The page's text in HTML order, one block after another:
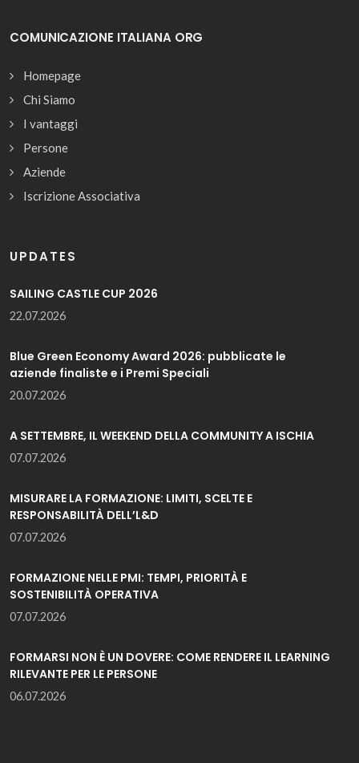
COMUNICAZIONE ITALIANA ORG
Homepage
Chi Siamo
I vantaggi
Persone
Aziende
Iscrizione Associativa
UPDATES
SAILING CASTLE CUP 2026
22.07.2026
Blue Green Economy Award 2026: pubblicate le
aziende finaliste e i Premi Speciali
20.07.2026
A SETTEMBRE, IL WEEKEND DELLA COMMUNITY A ISCHIA
07.07.2026
MISURARE LA FORMAZIONE: LIMITI, SCELTE E
RESPONSABILITÀ DELL’L&D
07.07.2026
FORMAZIONE NELLE PMI: TEMPI, PRIORITÀ E
SOSTENIBILITÀ OPERATIVA
07.07.2026
FORMARSI NON È UN DOVERE: COME RENDERE IL LEARNING
RILEVANTE PER LE PERSONE
06.07.2026